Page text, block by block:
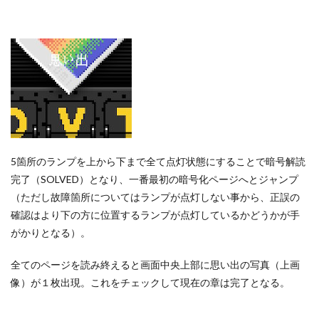
5箇所のランプを上から下まで全て点灯状態にすることで暗号解読
完了（SOLVED）となり、一番最初の暗号化ページへとジャンプ
（ただし故障箇所についてはランプが点灯しない事から、正誤の
確認はより下の方に位置するランプが点灯しているかどうかが手
がかりとなる）。
全てのページを読み終えると画面中央上部に思い出の写真（上画
像）が１枚出現。これをチェックして現在の章は完了となる。